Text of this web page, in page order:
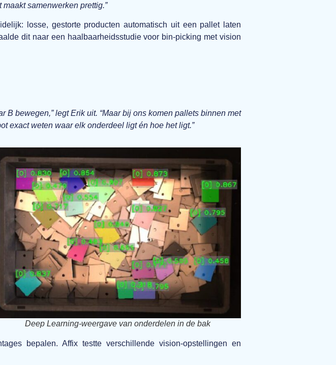
samenwerken prettig.”
losse, gestorte producten automatisch uit een pallet laten
dit naar een haalbaarheidsstudie voor bin-picking met vision
B bewegen,” legt Erik uit. “Maar bij ons komen pallets binnen met
exact weten waar elk onderdeel ligt én hoe het ligt.”
Deep Learning-weergave van onderdelen in de bak
bepalen. Affix testte verschillende vision-opstellingen en